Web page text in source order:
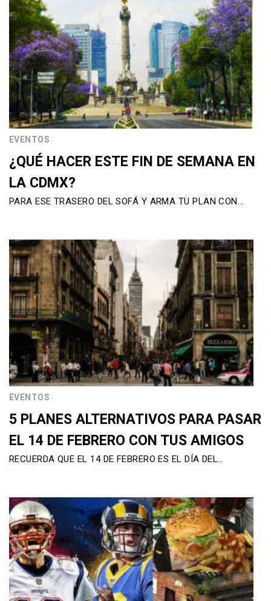
EVENTOS
¿QUÉ HACER ESTE FIN DE SEMANA EN
LA CDMX?
PARA ESE TRASERO DEL SOFÁ Y ARMA TU PLAN CON…
EVENTOS
5 PLANES ALTERNATIVOS PARA PASAR
EL 14 DE FEBRERO CON TUS AMIGOS
RECUERDA QUE EL 14 DE FEBRERO ES EL DÍA DEL…